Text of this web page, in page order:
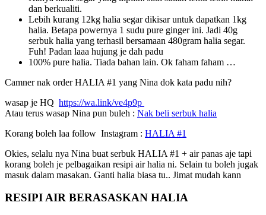
dan berkualiti.
Lebih kurang 12kg halia segar dikisar untuk dapatkan 1kg
halia. Betapa powernya 1 sudu pure ginger ini. Jadi 40g
serbuk halia yang terhasil bersamaan 480gram halia segar.
Fuh! Padan laaa hujung je dah padu
100% pure halia. Tiada bahan lain. Ok faham faham …
Camner nak order HALIA #1 yang Nina dok kata padu nih?
wasap je HQ https://wa.link/ve4p9p
Atau terus wasap Nina pun buleh : Nak beli serbuk halia
Korang boleh laa follow Instagram : HALIA #1
Okies, selalu nya Nina buat serbuk HALIA #1 + air panas aje tapi
korang boleh je pelbagaikan resipi air halia ni. Selain tu boleh jugak
masuk dalam masakan. Ganti halia biasa tu.. Jimat mudah kann
RESIPI AIR BERASASKAN HALIA